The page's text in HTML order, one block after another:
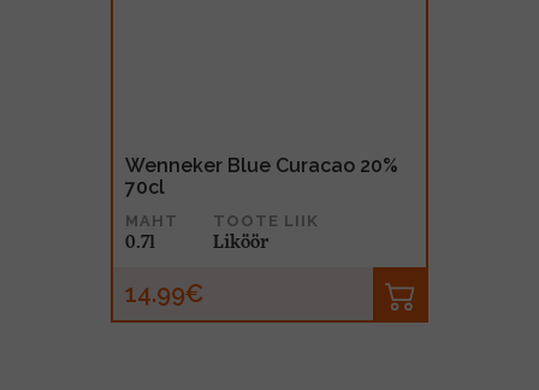
Wenneker Blue Curacao 20%
70cl
MAHT
0.7l
TOOTE LIIK
Liköör
14.99€